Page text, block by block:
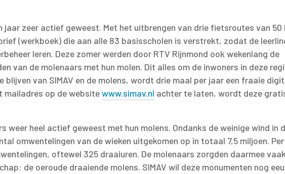
jaar zeer actief geweest. Met het uitbrengen van drie fietsroutes van 50
(werkboek) die aan alle 83 basisscholen is verstrekt, zodat de
leren. Deze zomer werden door RTV Rijnmond ook wekenlang de
van de molenaars met hun molen. Dit alles om de inwoners in deze
blijven van SIMAV en de molens, wordt drie maal per jaar een fraaie
mailadres op de websitewww.simav.nl achter te laten, wordt deze
weer heel actief geweest met hun molens. Ondanks de weinige wind in
omwentelingen van de wieken uitgekomen op in totaal 7,5 miljoen.
oftewel 325 draaiuren. De molenaars zorgden daarmee
de oeroude draaiende molens. SIMAV wil deze monumenten nog